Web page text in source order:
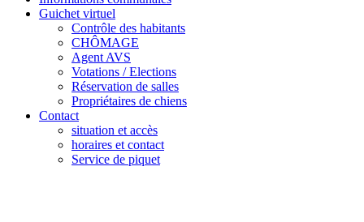
Guichet virtuel
Contrôle des habitants
CHÔMAGE
Agent AVS
Votations / Elections
Réservation de salles
Propriétaires de chiens
Contact
situation et accès
horaires et contact
Service de piquet